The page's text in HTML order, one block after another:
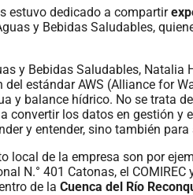
estuvo dedicado a compartir
y Bebidas Saludables,
y Bebidas Saludables,
estándar AWS (Alliance for
y balance hídrico. No se trata
convertir los datos en gestión y
y entender, sino también para
local de la empresa son por
N.° 401 Catonas, el
de la Cuenca del Río